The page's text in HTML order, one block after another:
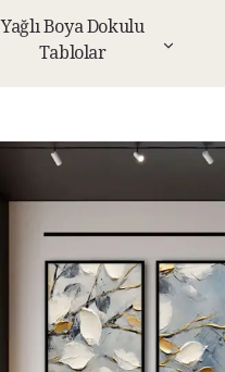
Yağlı Boya Dokulu
Tablolar